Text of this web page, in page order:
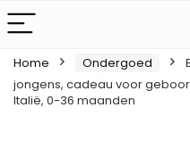
Home Ondergoed
jongens, cadeau voor
Italië, 0-36 maanden